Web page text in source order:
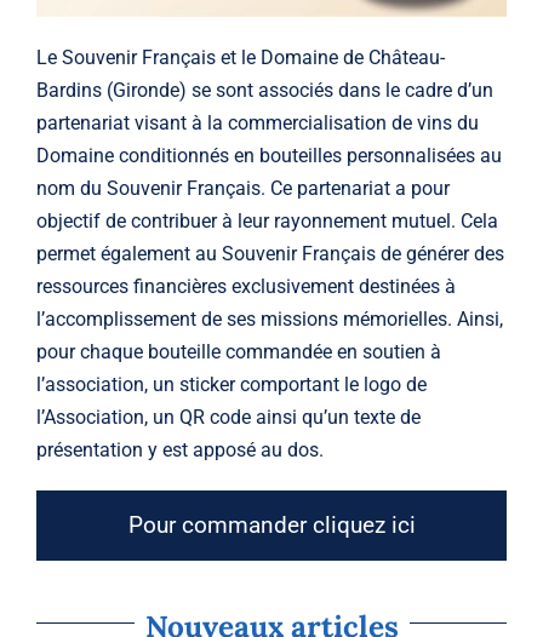
Le Souvenir Français et le Domaine de Château-
Bardins (Gironde) se sont associés dans le cadre d’un
partenariat visant à la commercialisation de vins du
Domaine conditionnés en bouteilles personnalisées au
nom du Souvenir Français. Ce partenariat a pour
objectif de contribuer à leur rayonnement mutuel. Cela
permet également au Souvenir Français de générer des
ressources financières exclusivement destinées à
l’accomplissement de ses missions mémorielles. Ainsi,
pour chaque bouteille commandée en soutien à
l’association, un sticker comportant le logo de
l’Association, un QR code ainsi qu’un texte de
présentation y est apposé au dos.
Pour commander cliquez ici
Nouveaux articles